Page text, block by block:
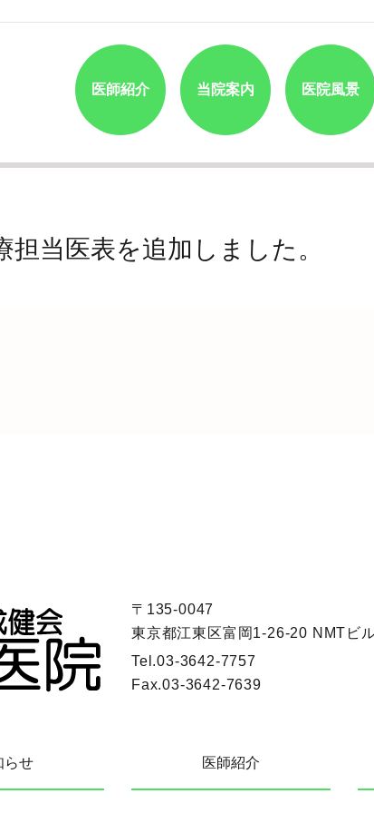
医師紹介 当院案内 医院風景
担当医表を追加しました。
〒135-0047
東京都江東区富岡1-26-20 NMTビ
Tel.03-3642-7757
Fax.03-3642-7639
らせ 医師紹介